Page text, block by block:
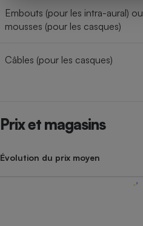
Embouts (pour les intra-aural) ou
mousses (pour les casques)
Câbles (pour les casques)
Prix et magasins
Évolution du prix moyen